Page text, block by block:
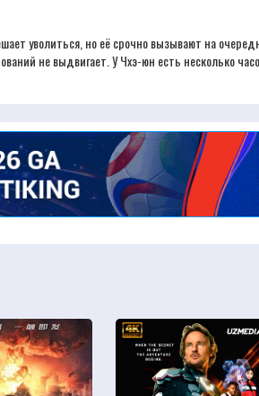
уволиться, но её срочно вызывают на
не выдвигает. У Чхэ-юн есть несколько